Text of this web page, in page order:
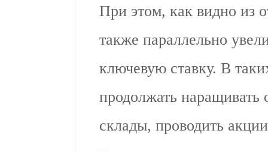
При этом, как видно из
также параллельно
ключевую ставку. В
продолжать
склады, проводить